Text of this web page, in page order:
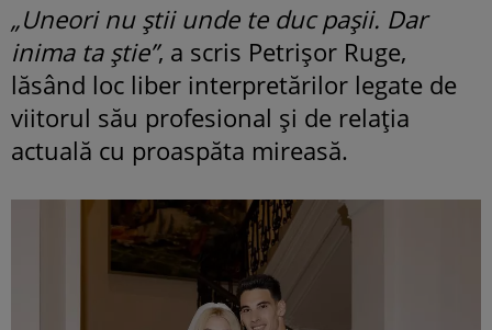
„Uneori nu știi unde te duc pașii. Dar
inima ta știe”, a scris Petrișor Ruge,
lăsând loc liber interpretărilor legate de
viitorul său profesional și de relația
actuală cu proaspăta mireasă.